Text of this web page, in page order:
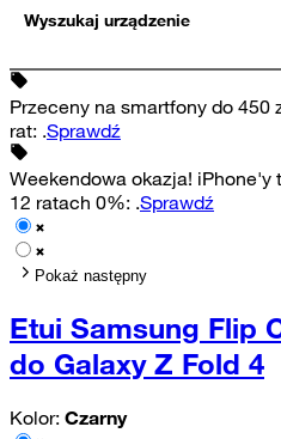
Wyszukaj urządzenie
Przeceny na smartfony do 450
rat: .Sprawdź
Weekendowa okazja! iPhone'y
12 ratach 0%: .Sprawdź
Pokaż następny
Etui Samsung Flip
do Galaxy Z Fold 4
Kolor: Czarny